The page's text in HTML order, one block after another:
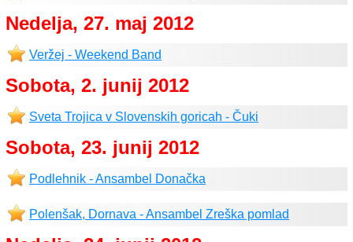
Nedelja, 27. maj 2012
Veržej - Weekend Band
Sobota, 2. junij 2012
Sveta Trojica v Slovenskih goricah - Čuki
Sobota, 23. junij 2012
Podlehnik - Ansambel Donačka
Polenšak, Dornava - Ansambel Zreška pomlad